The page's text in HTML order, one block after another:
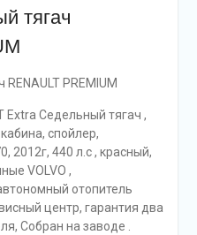
тягач
Extra Седельный тягач ,
спойлер,
2012г, 440 л.с , красный,
VOLVO ,
отопитель
центр, гарантия два
Собран на заводе .